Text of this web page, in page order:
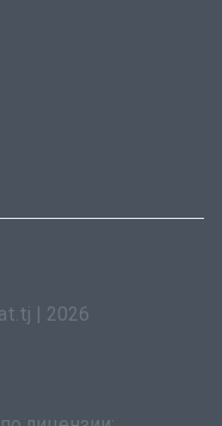
| 2026